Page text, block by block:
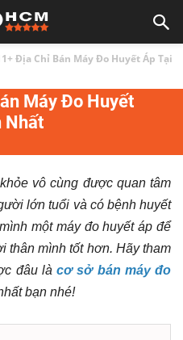
Địa Chỉ Bán Máy Đo Huyết Áp Tại
Máy Đo Huyết
Nhất
vô cùng được quan tâm
lớn tuổi và có bệnh huyết
một máy đo huyết áp để
thân mình tốt hơn. Hãy tham
đâu làcơ sở bán máy đo
bạn nhé!